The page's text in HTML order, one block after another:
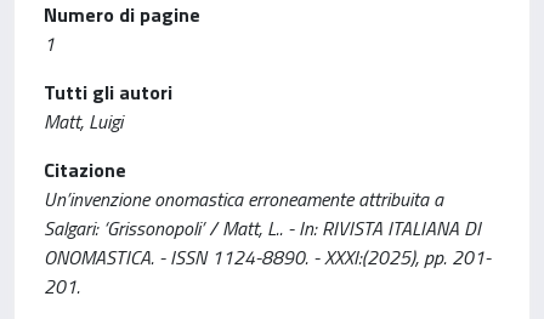
Numero di pagine
1
Tutti gli autori
Matt, Luigi
Citazione
Un’invenzione onomastica erroneamente attribuita a
Salgari: ‘Grissonopoli’ / Matt, L.. - In: RIVISTA ITALIANA DI
ONOMASTICA. - ISSN 1124-8890. - XXXI:(2025), pp. 201-
201.